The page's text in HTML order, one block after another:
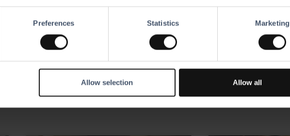
Preferences Statistics Marketing
Allow selection Allow all